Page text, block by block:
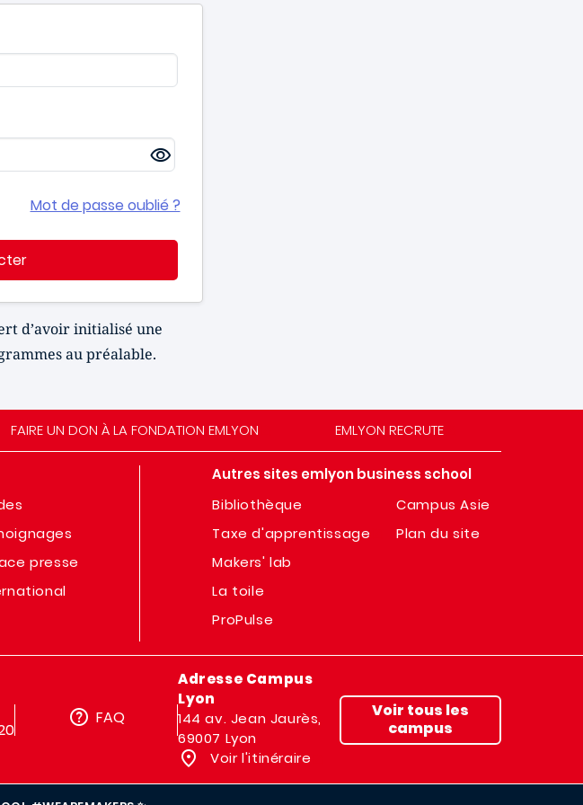
Mot de passe oublié ?
d’avoir initialisé une
au préalable.
FAIRE UN DON À LA FONDATION EMLYON EMLYON RECRUTE
presse
Autres sites emlyon business school
Bibliothèque
Taxe d'apprentissage
Makers' lab
La toile
ProPulse
Campus Asie
Plan du site
FAQ
Adresse Campus
Lyon
144 av. Jean Jaurès,
69007 Lyon
Voir l'itinéraire
Voir tous les
campus